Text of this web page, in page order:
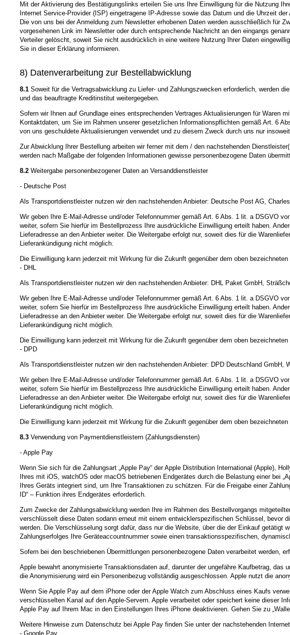
Mit der Aktivierung des Bestätigungslinks erteilen Sie uns Ihre Einwilligung für die Nutzung
Internet Service-Provider (ISP) eingetragene IP-Adresse sowie das Datum und die Uhrzeit
Die von uns bei der Anmeldung zum Newsletter erhobenen Daten werden ausschließlich für
vorgesehenen Link im Newsletter oder durch entsprechende Nachricht an den eingangs
Verteiler gelöscht, soweit Sie nicht ausdrücklich in eine weitere Nutzung Ihrer Daten
Sie in dieser Erklärung informieren.
8) Datenverarbeitung zur Bestellabwicklung
8.1 Soweit für die Vertragsabwicklung zu Liefer- und Zahlungszwecken erforderlich, werden
und das beauftragte Kreditinstitut weitergegeben.
Sofern wir Ihnen auf Grundlage eines entsprechenden Vertrages Aktualisierungen für Waren
Kontaktdaten, um Sie im Rahmen unserer gesetzlichen Informationspflichten gemäß Art. 6
von uns geschuldete Aktualisierungen verwendet und zu diesem Zweck durch uns nur
Zur Abwicklung Ihrer Bestellung arbeiten wir ferner mit dem / den nachstehenden
werden nach Maßgabe der folgenden Informationen gewisse personenbezogene Daten
8.2 Weitergabe personenbezogener Daten an Versanddienstleister
- Deutsche Post
Als Transportdienstleister nutzen wir den nachstehenden Anbieter: Deutsche Post AG,
Wir geben Ihre E-Mail-Adresse und/oder Telefonnummer gemäß Art. 6 Abs. 1 lit. a DSGVO
weiter, sofern Sie hierfür im Bestellprozess Ihre ausdrückliche Einwilligung erteilt haben.
Lieferadresse an den Anbieter weiter. Die Weitergabe erfolgt nur, soweit dies für die
Lieferankündigung nicht möglich.
Die Einwilligung kann jederzeit mit Wirkung für die Zukunft gegenüber dem oben
- DHL
Als Transportdienstleister nutzen wir den nachstehenden Anbieter: DHL Paket GmbH,
Wir geben Ihre E-Mail-Adresse und/oder Telefonnummer gemäß Art. 6 Abs. 1 lit. a DSGVO
weiter, sofern Sie hierfür im Bestellprozess Ihre ausdrückliche Einwilligung erteilt haben.
Lieferadresse an den Anbieter weiter. Die Weitergabe erfolgt nur, soweit dies für die
Lieferankündigung nicht möglich.
Die Einwilligung kann jederzeit mit Wirkung für die Zukunft gegenüber dem oben
- DPD
Als Transportdienstleister nutzen wir den nachstehenden Anbieter: DPD Deutschland GmbH,
Wir geben Ihre E-Mail-Adresse und/oder Telefonnummer gemäß Art. 6 Abs. 1 lit. a DSGVO
weiter, sofern Sie hierfür im Bestellprozess Ihre ausdrückliche Einwilligung erteilt haben.
Lieferadresse an den Anbieter weiter. Die Weitergabe erfolgt nur, soweit dies für die
Lieferankündigung nicht möglich.
Die Einwilligung kann jederzeit mit Wirkung für die Zukunft gegenüber dem oben
8.3 Verwendung von Paymentdienstleistern (Zahlungsdiensten)
- Apple Pay
Wenn Sie sich für die Zahlungsart „Apple Pay“ der Apple Distribution International (Apple),
Ihres mit iOS, watchOS oder macOS betriebenen Endgerätes durch die Belastung einer bei
Ihres Geräts integriert sind, um Ihre Transaktionen zu schützen. Für die Freigabe einer
ID“ – Funktion ihres Endgerätes erforderlich.
Zum Zwecke der Zahlungsabwicklung werden Ihre im Rahmen des Bestellvorgangs
verschlüsselt diese Daten sodann erneut mit einem entwicklerspezifischen Schlüssel, bevor
werden. Die Verschlüsselung sorgt dafür, dass nur die Website, über die der Einkauf
Zahlungserfolges Ihre Geräteaccountnummer sowie einen transaktionsspezifischen,
Sofern bei den beschriebenen Übermittlungen personenbezogene Daten verarbeitet werden,
Apple bewahrt anonymisierte Transaktionsdaten auf, darunter der ungefähre Kaufbetrag,
die Anonymisierung wird ein Personenbezug vollständig ausgeschlossen. Apple nutzt die
Wenn Sie Apple Pay auf dem iPhone oder der Apple Watch zum Abschluss eines Kaufs
verschlüsselten Kanal auf den Apple-Servern. Apple verarbeitet oder speichert keine dieser
Apple Pay auf Ihrem Mac in den Einstellungen Ihres iPhone deaktivieren. Gehen Sie zu
Weitere Hinweise zum Datenschutz bei Apple Pay finden Sie unter der nachstehenden
- Google Pay